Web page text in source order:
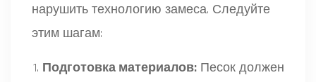
нарушить технологию замеса. Следуйте
этим шагам:
Подготовка материалов: Песок должен